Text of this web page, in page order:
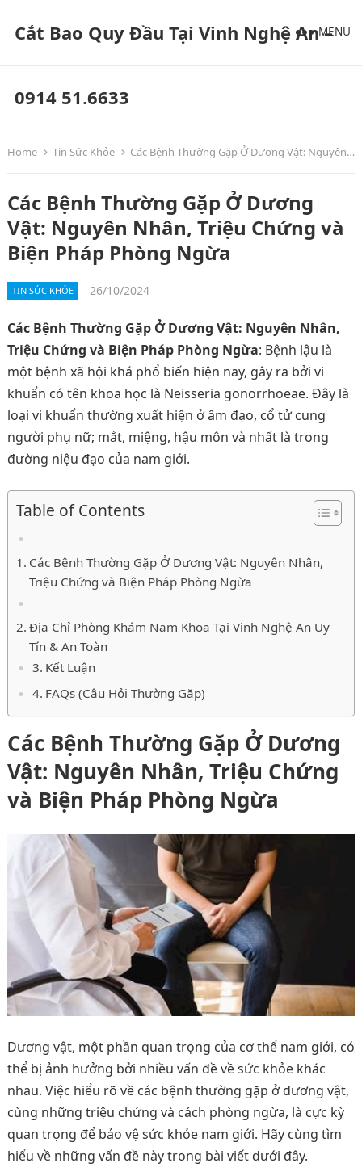
Cắt Bao Quy Đầu Tại Vinh Nghệ An –
0914 51.6633
MENU
Home Tin Sức Khỏe Các Bệnh Thường Gặp Ở Dương Vật: Nguyên Nhân, Triệu Chứng và Biện Pháp Phòng Ngừa
Các Bệnh Thường Gặp Ở Dương
Vật: Nguyên Nhân, Triệu Chứng và
Biện Pháp Phòng Ngừa
TIN SỨC KHỎE 26/10/2024
Các Bệnh Thường Gặp Ở Dương Vật: Nguyên Nhân,
Triệu Chứng và Biện Pháp Phòng Ngừa: Bệnh lậu là
một bệnh xã hội khá phổ biến hiện nay, gây ra bởi vi
khuẩn có tên khoa học là Neisseria gonorrhoeae. Đây là
loại vi khuẩn thường xuất hiện ở âm đạo, cổ tử cung
người phụ nữ; mắt, miệng, hậu môn và nhất là trong
đường niệu đạo của nam giới.
Table of Contents
Các Bệnh Thường Gặp Ở Dương Vật: Nguyên Nhân,
Triệu Chứng và Biện Pháp Phòng Ngừa
Địa Chỉ Phòng Khám Nam Khoa Tại Vinh Nghệ An Uy
Tín & An Toàn
Kết Luận
FAQs (Câu Hỏi Thường Gặp)
Các Bệnh Thường Gặp Ở Dương
Vật: Nguyên Nhân, Triệu Chứng
và Biện Pháp Phòng Ngừa
Dương vật, một phần quan trọng của cơ thể nam giới, có
thể bị ảnh hưởng bởi nhiều vấn đề về sức khỏe khác
nhau. Việc hiểu rõ về các bệnh thường gặp ở dương vật,
cùng những triệu chứng và cách phòng ngừa, là cực kỳ
quan trọng để bảo vệ sức khỏe nam giới. Hãy cùng tìm
hiểu về những vấn đề này trong bài viết dưới đây.